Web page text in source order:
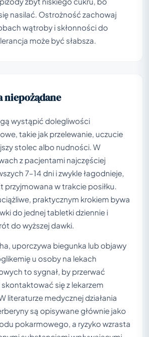
nasilać. Ostrożność zachowaj
wątroby i skłonności do
może być słabsza.
niepożądane
wystąpić dolegliwości
takie jak przelewanie, uczucie
stolec albo nudności. W
z pacjentami najczęściej
7–14 dni i zwykle łagodnieje,
w trakcie posiłku.
praktycznym krokiem bywa
do jednej tabletki dziennie i
do wyższej dawki.
uporczywa biegunka lub objawy
u osoby na lekach
to sygnał, by przerwać
się z lekarzem
literaturze medycznej działania
są opisywane głównie jako
pokarmowego, a ryzyko wzrasta